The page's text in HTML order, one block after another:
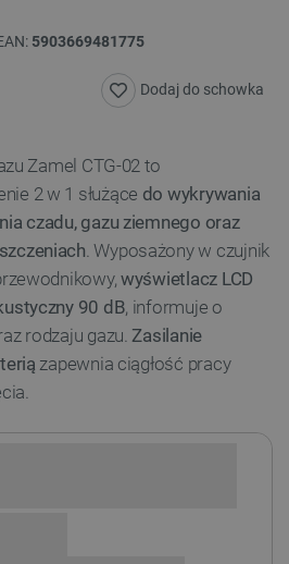
5903669481775
Dodaj do schowka
Zamel CTG-02 to
2 w 1 służące do wykrywania
czadu, gazu ziemnego oraz
. Wyposażony w czujnik
wyświetlacz LCD
90 dB, informuje o
rodzaju gazu.Zasilanie
zapewnia ciągłość pracy